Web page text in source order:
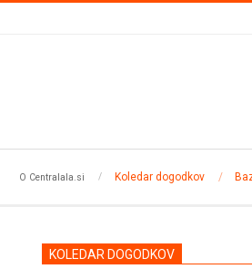
O Centralala.si Koledar dogodkov
KOLEDAR DOGODKOV